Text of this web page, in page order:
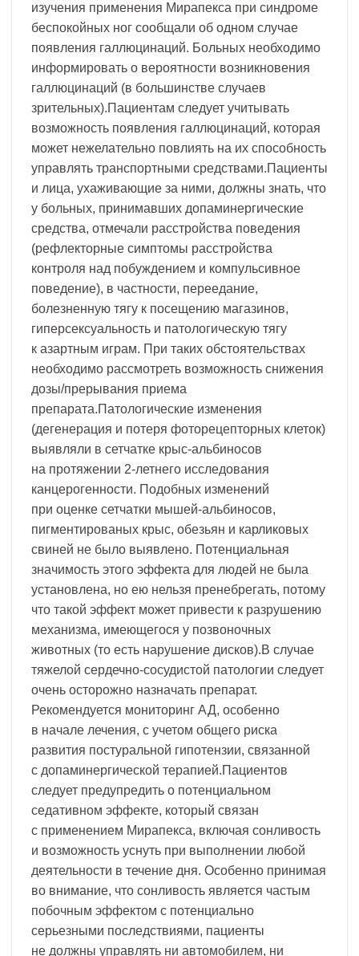
изучения применения Мирапекса при синдроме
беспокойных ног сообщали об одном случае
появления галлюцинаций. Больных необходимо
информировать о вероятности возникновения
галлюцинаций (в большинстве случаев
зрительных).Пациентам следует учитывать
возможность появления галлюцинаций, которая
может нежелательно повлиять на их способность
управлять транспортными средствами.Пациенты
и лица, ухаживающие за ними, должны знать, что
у больных, принимавших допаминергические
средства, отмечали расстройства поведения
(рефлекторные симптомы расстройства
контроля над побуждением и компульсивное
поведение), в частности, переедание,
болезненную тягу к посещению магазинов,
гиперсексуальность и патологическую тягу
к азартным играм. При таких обстоятельствах
необходимо рассмотреть возможность снижения
дозы/прерывания приема
препарата.Патологические изменения
(дегенерация и потеря фоторецепторных клеток)
выявляли в сетчатке крыс-альбиносов
на протяжении 2-летнего исследования
канцерогенности. Подобных изменений
при оценке сетчатки мышей-альбиносов,
пигментированых крыс, обезьян и карликовых
свиней не было выявлено. Потенциальная
значимость этого эффекта для людей не была
установлена, но ею нельзя пренебрегать, потому
что такой эффект может привести к разрушению
механизма, имеющегося у позвоночных
животных (то есть нарушение дисков).В случае
тяжелой сердечно-сосудистой патологии следует
очень осторожно назначать препарат.
Рекомендуется мониторинг АД, особенно
в начале лечения, с учетом общего риска
развития постуральной гипотензии, связанной
с допаминергической терапией.Пациентов
следует предупредить о потенциальном
седативном эффекте, который связан
с применением Мирапекса, включая сонливость
и возможность уснуть при выполнении любой
деятельности в течение дня. Особенно принимая
во внимание, что сонливость является частым
побочным эффектом с потенциально
серьезными последствиями, пациенты
не должны управлять ни автомобилем, ни